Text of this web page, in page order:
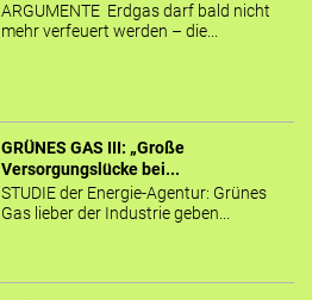
ARGUMENTE Erdgas darf bald nicht
mehr verfeuert werden – die...
GRÜNES GAS III: „Große
Versorgungslücke bei...
STUDIE der Energie-Agentur: Grünes
Gas lieber der Industrie geben...